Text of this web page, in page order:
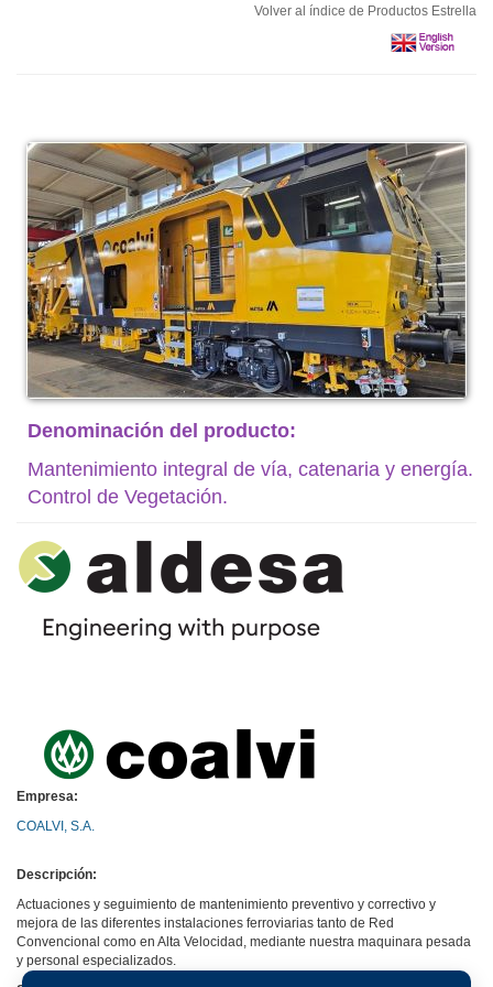
Volver al índice de Productos Estrella
Denominación del producto:
Mantenimiento integral de vía, catenaria y energía.
Control de Vegetación.
Empresa:
COALVI, S.A.
Descripción:
Actuaciones y seguimiento de mantenimiento preventivo y correctivo y
mejora de las diferentes instalaciones ferroviarias tanto de Red
Convencional como en Alta Velocidad, mediante nuestra maquinara pesada
y personal especializados.